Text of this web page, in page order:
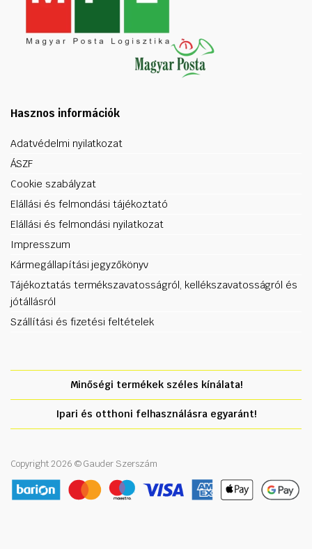
Hasznos információk
Adatvédelmi nyilatkozat
ÁSZF
Cookie szabályzat
Elállási és felmondási tájékoztató
Elállási és felmondási nyilatkozat
Impresszum
Kármegállapítási jegyzőkönyv
Tájékoztatás termékszavatosságról, kellékszavatosságról és
jótállásról
Szállítási és fizetési feltételek
Minőségi termékek széles kínálata!
Ipari és otthoni felhasználásra egyaránt!
Copyright 2026 © Gauder Szerszám